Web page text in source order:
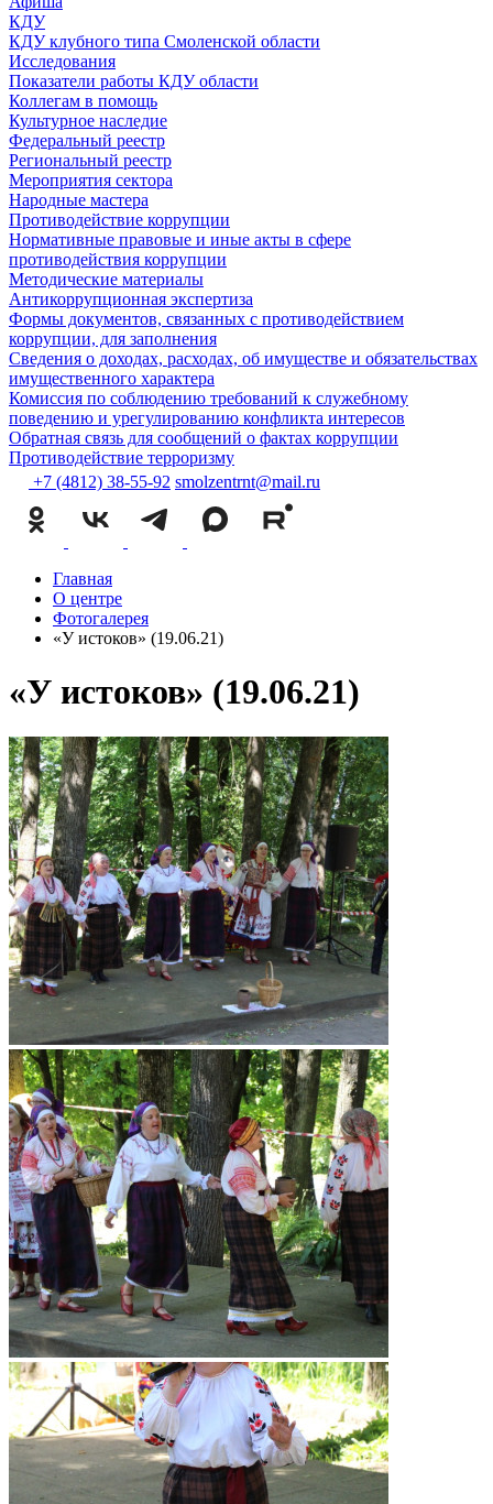
КДУ
КДУ клубного типа Смоленской области
Исследования
Показатели работы КДУ области
Коллегам в помощь
Культурное наследие
Федеральный реестр
Региональный реестр
Мероприятия сектора
Народные мастера
Противодействие коррупции
Нормативные правовые и иные акты в сфере
противодействия коррупции
Методические материалы
Антикоррупционная экспертиза
Формы документов, связанных с противодействием
коррупции, для заполнения
Сведения о доходах, расходах, об имуществе и обязательствах
имущественного характера
Комиссия по соблюдению требований к служебному
поведению и урегулированию конфликта интересов
Обратная связь для сообщений о фактах коррупции
Противодействие терроризму
+7 (4812) 38-55-92 smolzentrnt@mail.ru
Главная
О центре
Фотогалерея
«У истоков» (19.06.21)
«У истоков» (19.06.21)